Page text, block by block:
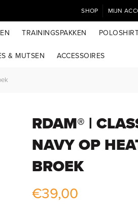
SHOP MIJN
TRAININGSPAKKEN
& MUTSEN ACCESSOIRES
RDAM® |
NAVY OP
BROEK
€39,00